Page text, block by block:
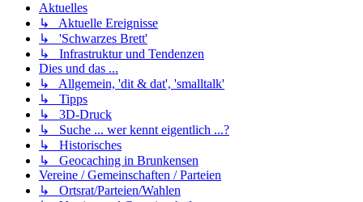
Aktuelles
↳ Aktuelle Ereignisse
↳ 'Schwarzes Brett'
↳ Infrastruktur und Tendenzen
Dies und das ...
↳ Allgemein, 'dit & dat', 'smalltalk'
↳ Tipps
↳ 3D-Druck
↳ Suche ... wer kennt eigentlich ...?
↳ Historisches
↳ Geocaching in Brunkensen
Vereine / Gemeinschaften / Parteien
↳ Ortsrat/Parteien/Wahlen